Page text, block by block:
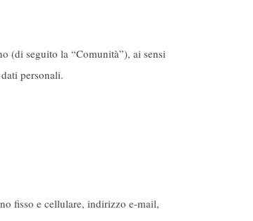
(di seguito la “Comunità”), ai sensi
personali.
fisso e cellulare, indirizzo e-mail,